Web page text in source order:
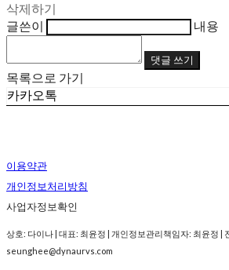
삭제하기
글쓴이
내용
댓글 쓰기
목록으로 가기
카카오톡
이용약관
개인정보처리방침
사업자정보확인
상호: 다이나 | 대표: 최윤정 | 개인정보관리책임자: 최윤정 |
seunghee@dynaurvs.com